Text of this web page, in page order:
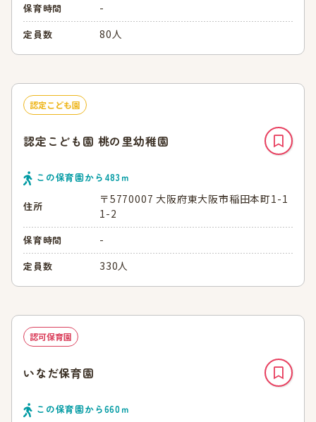
保育時間 -
定員数 80人
認定こども園
認定こども園 桃の里幼稚園
この保育園から 483ｍ
住所
〒5770007 大阪府東大阪市稲田本町1-1
1-2
保育時間 -
定員数 330人
認可保育園
いなだ保育園
この保育園から660ｍ